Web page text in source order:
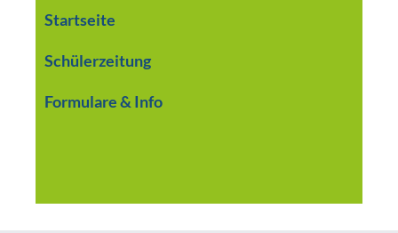
Startseite
Schülerzeitung
Formulare & Info